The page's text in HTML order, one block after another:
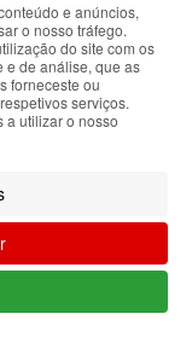
e anúncios,
o nosso tráfego.
do site com os
e de análise, que as
forneceste ou
serviços.
a utilizar o nosso